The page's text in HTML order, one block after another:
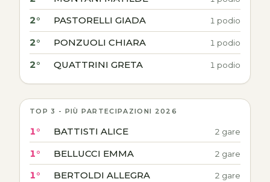
2° PASTORELLI GIADA 1 podio
2° PONZUOLI CHIARA 1 podio
2° QUATTRINI GRETA 1 podio
TOP 3 - PIÙ PARTECIPAZIONI 2026
1° BATTISTI ALICE 2 gare
1° BELLUCCI EMMA 2 gare
1° BERTOLDI ALLEGRA 2 gare